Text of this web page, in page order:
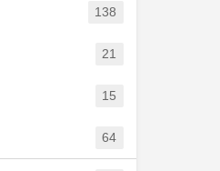
138
21
15
64